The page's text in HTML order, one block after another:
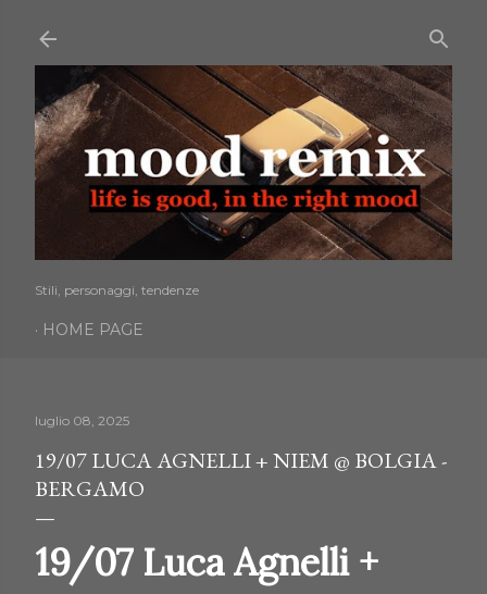
Stili, personaggi, tendenze
HOME PAGE
luglio 08, 2025
19/07 LUCA AGNELLI + NIEM @ BOLGIA -
BERGAMO
19/07 Luca Agnelli +